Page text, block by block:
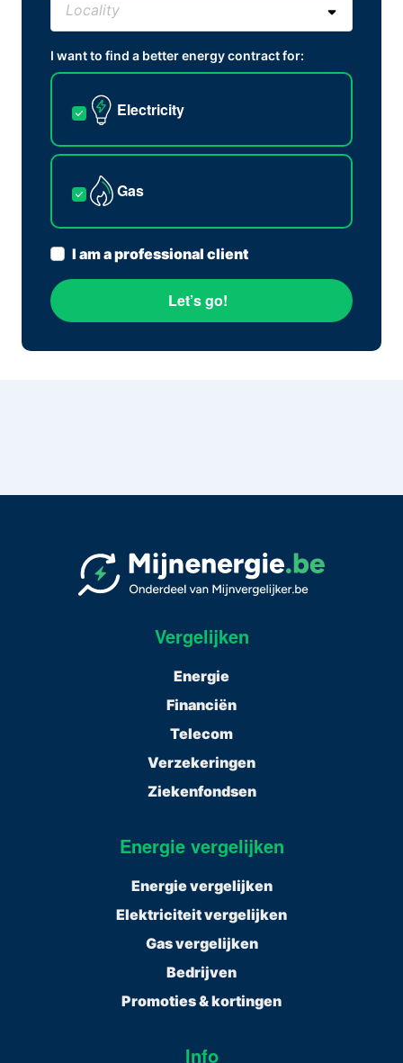
I want to find a better energy contract for:
Electricity
Gas
I am a professional client
Let’s go!
Vergelijken
Energie
Financiën
Telecom
Verzekeringen
Ziekenfondsen
Energie vergelijken
Energie vergelijken
Elektriciteit vergelijken
Gas vergelijken
Bedrijven
Promoties & kortingen
Info